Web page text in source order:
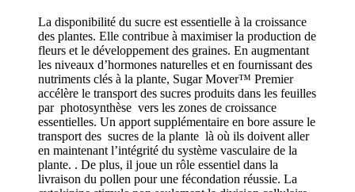
La disponibilité du sucre est essentielle à la croissance
des plantes. Elle contribue à maximiser la production de
fleurs et le développement des graines. En augmentant
les niveaux d’hormones naturelles et en fournissant des
nutriments clés à la plante, Sugar Mover™ Premier
accélère le transport des sucres produits dans les feuilles
par photosynthèse vers les zones de croissance
essentielles. Un apport supplémentaire en bore assure le
transport des sucres de la plante là où ils doivent aller
en maintenant l’intégrité du système vasculaire de la
plante. . De plus, il joue un rôle essentiel dans la
livraison du pollen pour une fécondation réussie. La